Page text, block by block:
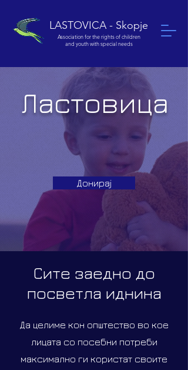
LASTOVICA - Skopje
Association for the rights of children
and youth with special needs
Ластовица
Донирај
Сите заедно до
посветла иднина
Да целиме кон општество во кое
лицата со посебни потреби
максимално ги користат своите